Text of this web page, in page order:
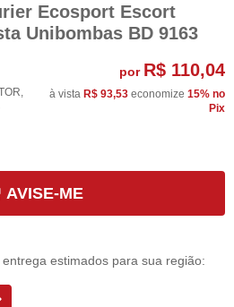
Ecosport Escort
Unibombas BD 9163
,
por R$ 110,04
à vista R$ 93,53 economize 15% no
Pix
AVISE-ME
estimados para sua região: